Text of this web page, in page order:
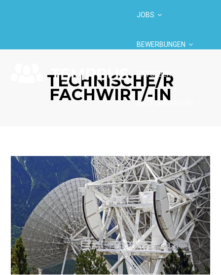
JOBS
BEWERBUNGEN
RATGEBER
WELT DER BERUFE
TECHNISCHE/R
FACHWIRT/-IN